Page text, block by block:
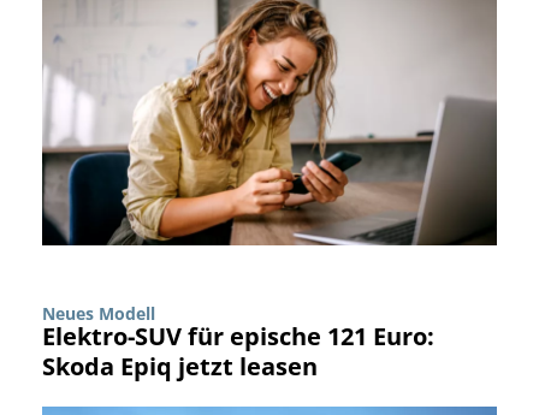
Neues Modell
Elektro-SUV für epische 121 Euro:
Skoda Epiq jetzt leasen